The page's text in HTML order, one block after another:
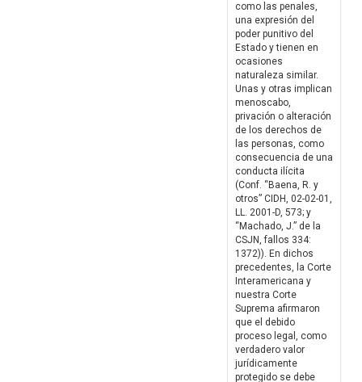
como las penales,
una expresión del
poder punitivo del
Estado y tienen en
ocasiones
naturaleza similar.
Unas y otras implican
menoscabo,
privación o alteración
de los derechos de
las personas, como
consecuencia de una
conducta ilícita
(Conf. “Baena, R. y
otros” CIDH, 02-02-01,
LL. 2001-D, 573; y
“Machado, J.” de la
CSJN, fallos 334:
1372)). En dichos
precedentes, la Corte
Interamericana y
nuestra Corte
Suprema afirmaron
que el debido
proceso legal, como
verdadero valor
jurídicamente
protegido se debe